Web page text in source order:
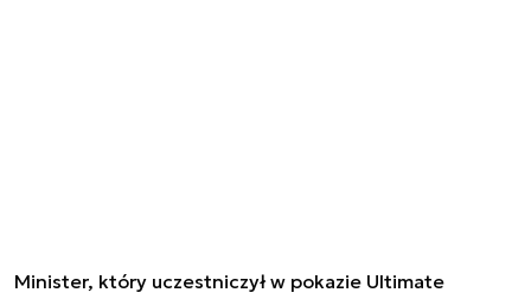
Minister, który uczestniczył w pokazie Ultimate